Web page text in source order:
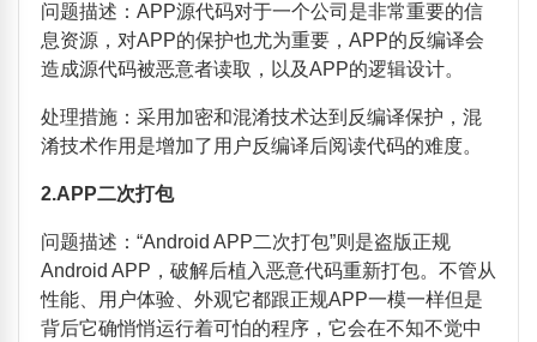
问题描述： APP源代码对于一个公司是非常重要的信
息资源，对APP的保护也尤为重要， APP的反编译会
造成源代码被恶意者读取，以及APP的逻辑设计。
处理措施：采用加密和混淆技术达到反编译保护，混
淆技术作用是增加了用户反编译后阅读代码的难度。
2.APP二次打包
问题描述： “Android APP二次打包”则是盗版正规
Android APP ，破解后植入恶意代码重新打包。不管从
性能、用户体验、外观它都跟正规APP一模一样但是
背后它确悄悄运行着可怕的程序，它会在不知不觉中